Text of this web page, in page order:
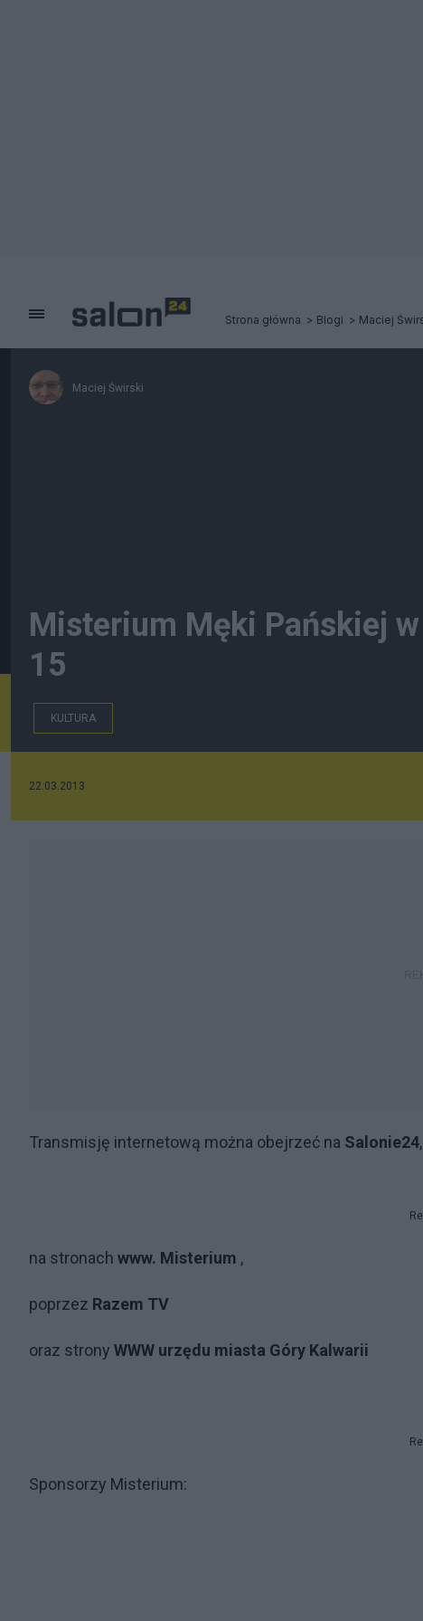
Strona główna Blogi Maciej
Maciej Świrski
Misterium Męki Pańskiej
15
KULTURA
22.03.2013
Transmisję internetową można obejrzeć na Salonie24
na stronach www. Misterium ,
poprzez Razem TV
oraz strony WWW urzędu miasta Góry Kalwarii
Sponsorzy Misterium: